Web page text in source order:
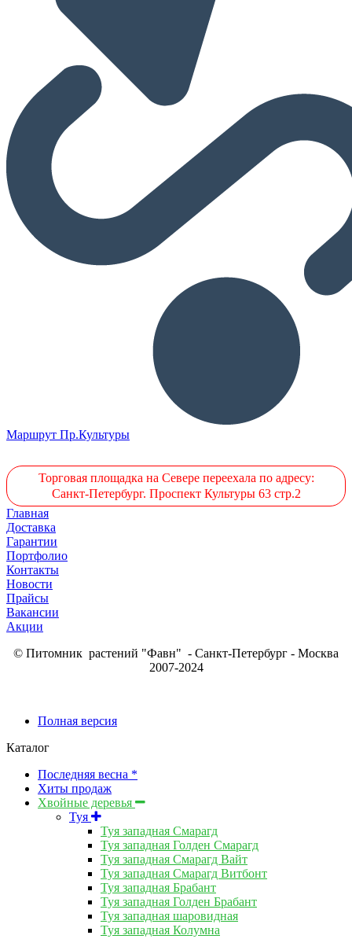
Маршрут Пр.Культуры
Торговая площадка на Севере переехала по адресу:
Санкт-Петербург. Проспект Культуры 63 стр.2
Главная
Доставка
Гарантии
Портфолио
Контакты
Новости
Прайсы
Вакансии
Акции
© Питомник растений "Фавн" - Санкт-Петербург - Москва
2007-2024
Полная версия
Каталог
Последняя весна *
Хиты продаж
Хвойные деревья
Туя
Туя западная Смарагд
Туя западная Голден Смарагд
Туя западная Смарагд Вайт
Туя западная Смарагд Витбонт
Туя западная Брабант
Туя западная Голден Брабант
Туя западная шаровидная
Туя западная Колумна